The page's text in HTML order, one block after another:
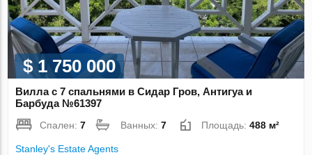
$ 1 750 000
Вилла с 7 спальнями в Сидар Гров, Антигуа и
Барбуда №61397
Спален:7 Ванных:7 Площадь:488 м²
Stanley's Estate Agents